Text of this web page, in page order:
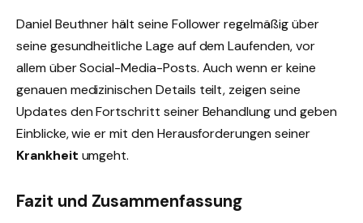
Daniel Beuthner hält seine Follower regelmäßig über
seine gesundheitliche Lage auf dem Laufenden, vor
allem über Social-Media-Posts. Auch wenn er keine
genauen medizinischen Details teilt, zeigen seine
Updates den Fortschritt seiner Behandlung und geben
Einblicke, wie er mit den Herausforderungen seiner
Krankheit umgeht.
Fazit und Zusammenfassung